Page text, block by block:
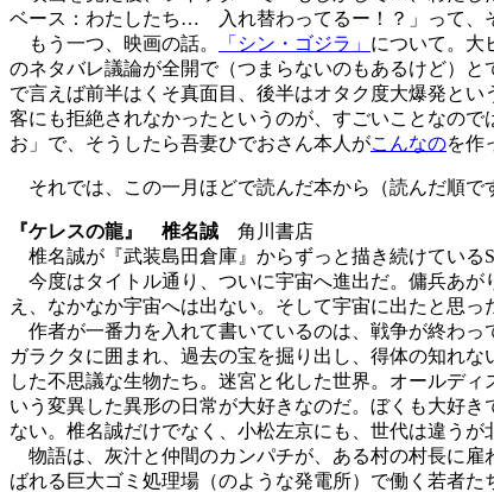
ベース：わたしたち… 入れ替わってるー！？」って、
もう一つ、映画の話。
「シン・ゴジラ」 について。大
のネタバレ議論が全開で（つまらないのもあるけど）
で言えば前半はくそ真面目、後半はオタク度大爆発と
客にも拒絶されなかったというのが、すごいことなの
お」で、そうしたら吾妻ひでおさん本人がこんなのを作
それでは、この一月ほどで読んだ本から（読んだ順で
『ケレスの龍』 椎名誠 角川書店
椎名誠が『武装島田倉庫』からずっと描き続けている
今度はタイトル通り、ついに宇宙へ進出だ。傭兵あが
え、なかなか宇宙へは出ない。そして宇宙に出たと思っ
作者が一番力を入れて書いているのは、戦争が終わっ
ガラクタに囲まれ、過去の宝を掘り出し、得体の知れ
した不思議な生物たち。迷宮と化した世界。オールデ
いう変異した異形の日常が大好きなのだ。ぼくも大好
ない。椎名誠だけでなく、小松左京にも、世代は違うが
物語は、灰汁と仲間のカンパチが、ある村の村長に雇
ばれる巨大ゴミ処理場（のような発電所）で働く若者